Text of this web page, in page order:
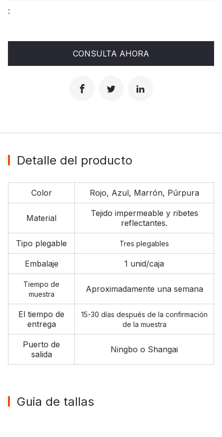
:
CONSULTA AHORA
Detalle del producto
Color Rojo, Azul, Marrón, Púrpura
Material
Tejido impermeable y ribetes
reflectantes.
Tipo plegable Tres plegables
Embalaje 1 unid/caja
Tiempo de
muestra
Aproximadamente una semana
El tiempo de
entrega
15-30 días después de la confirmación
de la muestra
Puerto de
salida
Ningbo o Shangai
Guia de tallas